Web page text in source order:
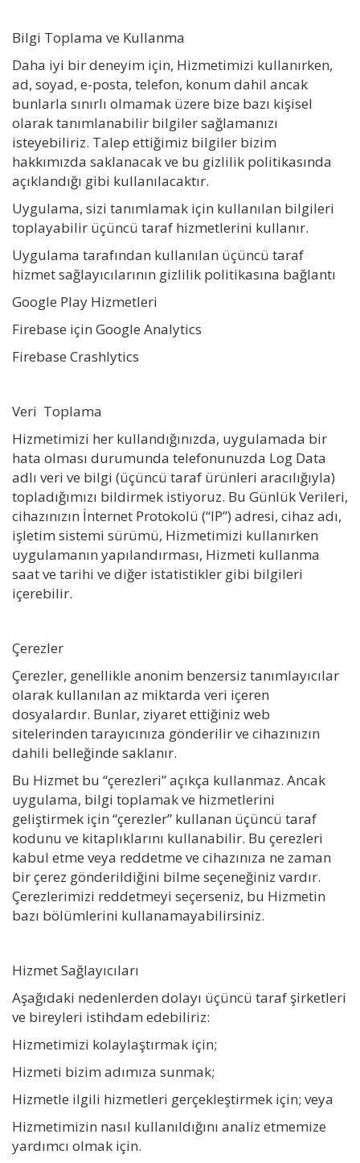
Bilgi Toplama ve Kullanma
Daha iyi bir deneyim için, Hizmetimizi kullanırken,
ad, soyad, e-posta, telefon, konum dahil ancak
bunlarla sınırlı olmamak üzere bize bazı kişisel
olarak tanımlanabilir bilgiler sağlamanızı
isteyebiliriz. Talep ettiğimiz bilgiler bizim
hakkımızda saklanacak ve bu gizlilik politikasında
açıklandığı gibi kullanılacaktır.
Uygulama, sizi tanımlamak için kullanılan bilgileri
toplayabilir üçüncü taraf hizmetlerini kullanır.
Uygulama tarafından kullanılan üçüncü taraf
hizmet sağlayıcılarının gizlilik politikasına bağlantı
Google Play Hizmetleri
Firebase için Google Analytics
Firebase Crashlytics
Veri Toplama
Hizmetimizi her kullandığınızda, uygulamada bir
hata olması durumunda telefonunuzda Log Data
adlı veri ve bilgi (üçüncü taraf ürünleri aracılığıyla)
topladığımızı bildirmek istiyoruz. Bu Günlük Verileri,
cihazınızın İnternet Protokolü (“IP”) adresi, cihaz adı,
işletim sistemi sürümü, Hizmetimizi kullanırken
uygulamanın yapılandırması, Hizmeti kullanma
saat ve tarihi ve diğer istatistikler gibi bilgileri
içerebilir.
Çerezler
Çerezler, genellikle anonim benzersiz tanımlayıcılar
olarak kullanılan az miktarda veri içeren
dosyalardır. Bunlar, ziyaret ettiğiniz web
sitelerinden tarayıcınıza gönderilir ve cihazınızın
dahili belleğinde saklanır.
Bu Hizmet bu “çerezleri” açıkça kullanmaz. Ancak
uygulama, bilgi toplamak ve hizmetlerini
geliştirmek için “çerezler” kullanan üçüncü taraf
kodunu ve kitaplıklarını kullanabilir. Bu çerezleri
kabul etme veya reddetme ve cihazınıza ne zaman
bir çerez gönderildiğini bilme seçeneğiniz vardır.
Çerezlerimizi reddetmeyi seçerseniz, bu Hizmetin
bazı bölümlerini kullanamayabilirsiniz.
Hizmet Sağlayıcıları
Aşağıdaki nedenlerden dolayı üçüncü taraf şirketleri
ve bireyleri istihdam edebiliriz:
Hizmetimizi kolaylaştırmak için;
Hizmeti bizim adımıza sunmak;
Hizmetle ilgili hizmetleri gerçekleştirmek için; veya
Hizmetimizin nasıl kullanıldığını analiz etmemize
yardımcı olmak için.